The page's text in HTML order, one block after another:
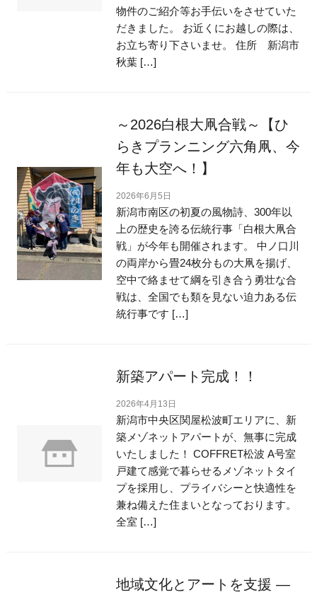
物件のご紹介等お手伝いをさせていた
だきました。 お近くにお越しの際は、
お立ち寄り下さいませ。 住所 新潟市
秋葉 […]
～2026白根大凧合戦～【ひ
らきプランニング六角凧、今
年も大空へ！】
2026年6月5日
新潟市南区の初夏の風物詩、300年以
上の歴史を誇る伝統行事「白根大凧合
戦」が今年も開催されます。 中ノ口川
の両岸から畳24枚分もの大凧を揚げ、
空中で絡ませて綱を引き合う勇壮な合
戦は、全国でも類を見ない迫力ある伝
統行事です […]
新築アパート完成！！
2026年4月13日
新潟市中央区関屋松波町エリアに、新
築メゾネットアパートが、無事に完成
いたしました！ COFFRET松波 A号室
戸建て感覚で暮らせるメゾネットタイ
プを採用し、プライバシーと快適性を
兼ね備えた住まいとなっております。
全室 […]
地域文化とアートを支援 ―